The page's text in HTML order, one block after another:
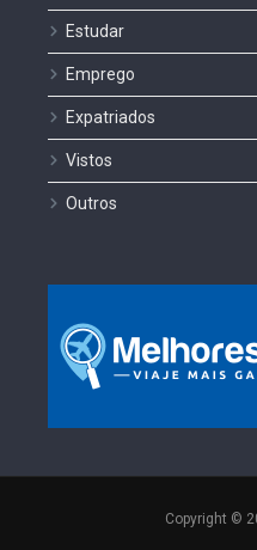
Estudar
Emprego
Expatriados
Vistos
Outros
Copyright ©